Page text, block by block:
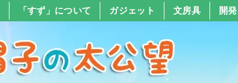
「すず」について ガジェット 文房具 開発